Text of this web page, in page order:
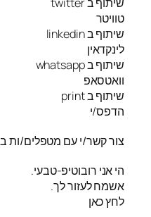
טוויטר
שיתוף ב linkedin
לינקדאין
שיתוף ב whatsapp
וואטסאפ
שיתוף ב print
הדפס/י
צור קשר/י עם מטפלים/ות
הי אני רובוטיפ-טבעי.
אשמח לעזור לך.
לחץ כאן